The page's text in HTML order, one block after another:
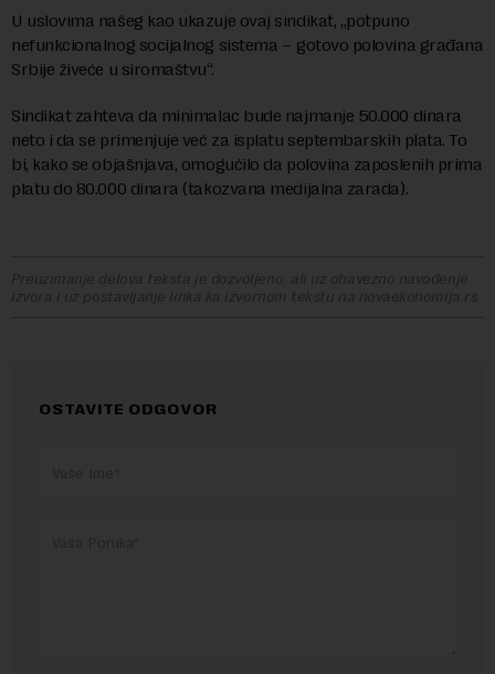
U uslovima našeg kao ukazuje ovaj sindikat, „potpuno
nefunkcionalnog socijalnog sistema – gotovo polovina građana
Srbije živeće u siromaštvu“.
Sindikat zahteva da minimalac bude najmanje 50.000 dinara
neto i da se primenjuje već za isplatu septembarskih plata. To
bi, kako se objašnjava, omogućilo da polovina zaposlenih prima
platu do 80.000 dinara (takozvana medijalna zarada).
Preuzimanje delova teksta je dozvoljeno, ali uz obavezno navođenje
izvora i uz postavljanje linka ka izvornom tekstu na novaekonomija.rs
OSTAVITE ODGOVOR